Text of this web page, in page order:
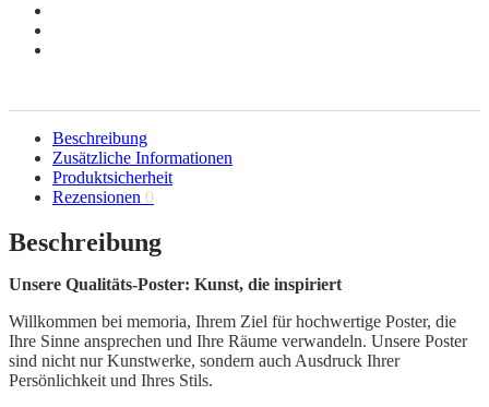
Beschreibung
Zusätzliche Informationen
Produktsicherheit
Rezensionen 0
Beschreibung
Unsere Qualitäts-Poster: Kunst, die inspiriert
Willkommen bei memoria, Ihrem Ziel für hochwertige Poster, die
Ihre Sinne ansprechen und Ihre Räume verwandeln. Unsere Poster
sind nicht nur Kunstwerke, sondern auch Ausdruck Ihrer
Persönlichkeit und Ihres Stils.